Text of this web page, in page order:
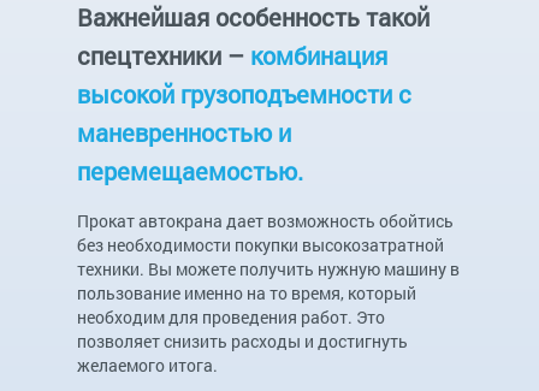
Важнейшая особенность такой
спецтехники – комбинация
высокой грузоподъемности с
маневренностью и
перемещаемостью.
Прокат автокрана дает возможность обойтись
без необходимости покупки высокозатратной
техники. Вы можете получить нужную машину в
пользование именно на то время, который
необходим для проведения работ. Это
позволяет снизить расходы и достигнуть
желаемого итога.